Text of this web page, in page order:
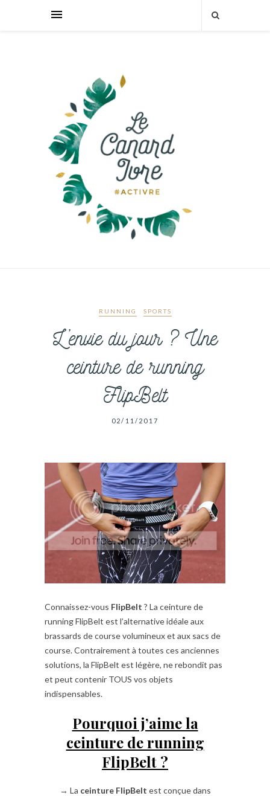
RUNNING SPORTS
L’envie du jour ? Une
ceinture de running
FlipBelt
02/11/2017
Connaissez-vous FlipBelt ? La ceinture de
running FlipBelt est l’alternative idéale aux
brassards de course volumineux et aux sacs de
course. Contrairement à toutes ces anciennes
solutions, la FlipBelt est légère, ne rebondit pas
et peut contenir TOUS vos objets
indispensables.
Pourquoi j’aime la
ceinture de running
FlipBelt ?
→ La ceinture FlipBelt est conçue dans